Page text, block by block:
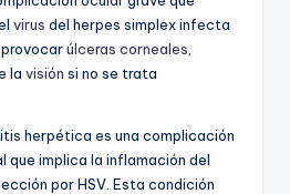
virus del herpes simplex infecta
úlceras corneales
la visión si no se trata
herpética es una complicación
implica la inflamación del
por HSV. Esta condición